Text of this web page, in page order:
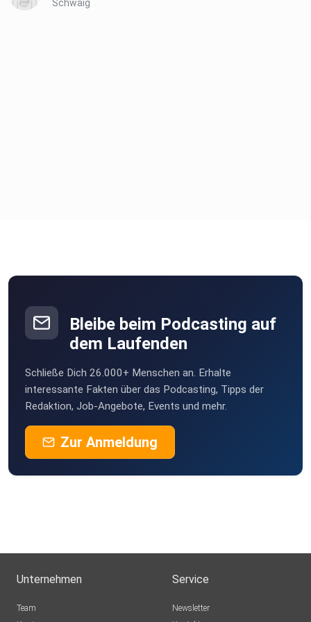
Schwaig
Bleibe beim Podcasting auf
dem Laufenden
Schließe Dich 26.000+ Menschen an. Erhalte
interessante Fakten über das Podcasting, Tipps der
Redaktion, Job-Angebote, Events und mehr.
Zur Anmeldung
Unternehmen
Team
Service
Newsletter